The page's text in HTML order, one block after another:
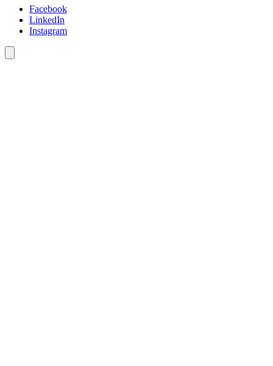
Facebook
LinkedIn
Instagram